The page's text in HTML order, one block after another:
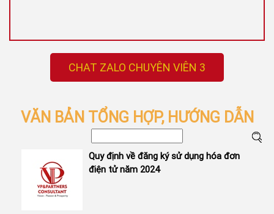
VĂN BẢN TỔNG HỢP, HƯỚNG DẪN
Quy định về đăng ký sử dụng hóa đơn
điện tử năm 2024